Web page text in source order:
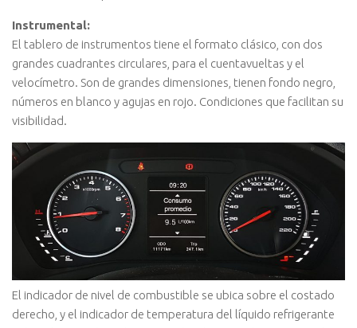
Instrumental:
El tablero de instrumentos tiene el formato clásico, con dos
grandes cuadrantes circulares, para el cuentavueltas y el
velocímetro. Son de grandes dimensiones, tienen fondo negro,
números en blanco y agujas en rojo. Condiciones que facilitan su
visibilidad.
El indicador de nivel de combustible se ubica sobre el costado
derecho, y el indicador de temperatura del líquido refrigerante